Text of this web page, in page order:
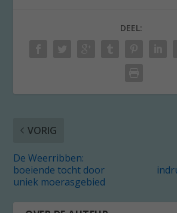
DEEL:
VORIG
De Weerribben:
boeiende tocht door
uniek moerasgebied